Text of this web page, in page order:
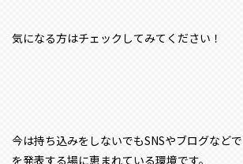
気になる方はチェックしてみてください！
今は持ち込みをしないでもSNSやブログなど
を発表する場に恵まれている環境です。